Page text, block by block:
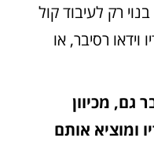
רק לעיבוד קול
וידאו רסיבר, או
גם, מכיוון
ומוציא אותם